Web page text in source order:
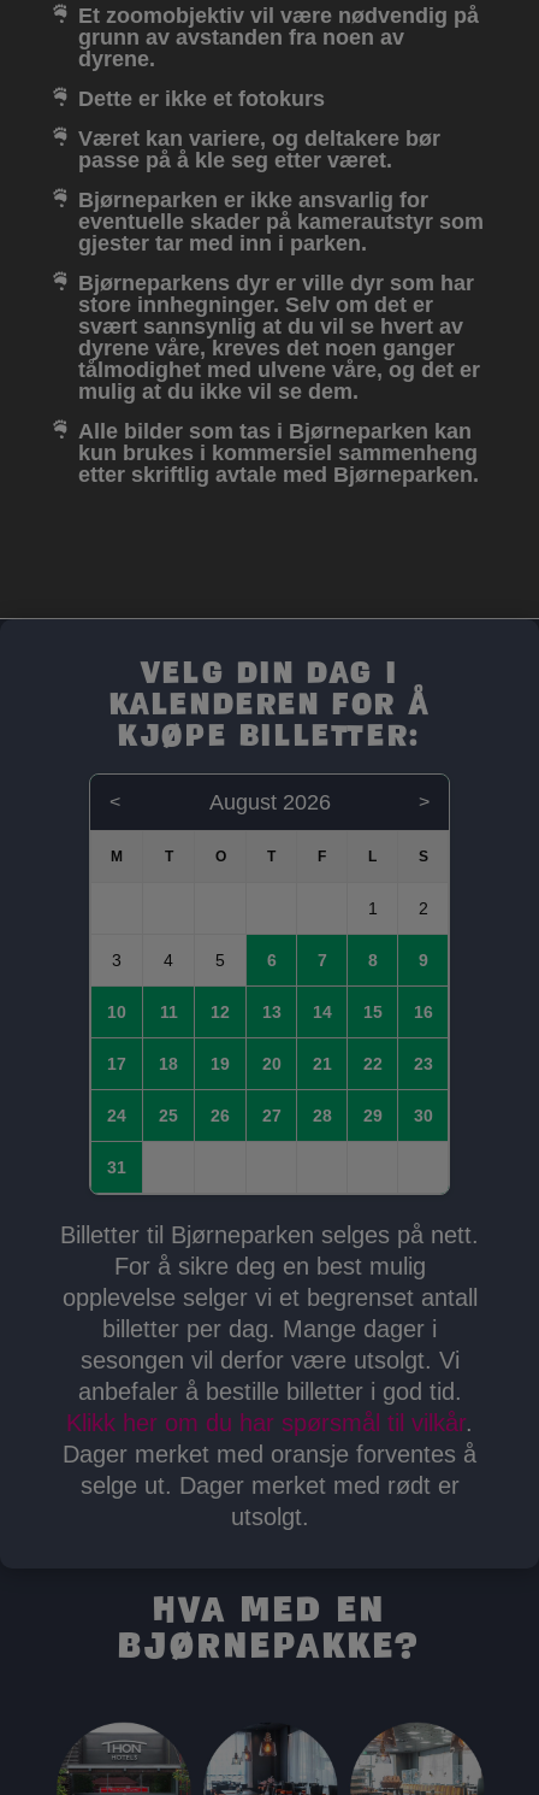
Et zoomobjektiv vil være nødvendig på
grunn av avstanden fra noen av
dyrene.
Dette er ikke et fotokurs
Været kan variere, og deltakere bør
passe på å kle seg etter været.
Bjørneparken er ikke ansvarlig for
eventuelle skader på kamerautstyr som
gjester tar med inn i parken.
Bjørneparkens dyr er ville dyr som har
store innhegninger. Selv om det er
svært sannsynlig at du vil se hvert av
dyrene våre, kreves det noen ganger
tålmodighet med ulvene våre, og det er
mulig at du ikke vil se dem.
Alle bilder som tas i Bjørneparken kan
kun brukes i kommersiel sammenheng
etter skriftlig avtale med Bjørneparken.
Velg din dag i
kalenderen for å
kjøpe billetter:
< August 2026 >
1 2
3 4 5 6 7 8 9
10 11 12 13 14 15 16
17 18 19 20 21 22 23
24 25 26 27 28 29 30
31
Billetter til Bjørneparken selges på nett.
For å sikre deg en best mulig
opplevelse selger vi et begrenset antall
billetter per dag. Mange dager i
sesongen vil derfor være utsolgt. Vi
anbefaler å bestille billetter i god tid.
Klikk her om du har spørsmål til vilkår.
Dager merket med oransje forventes å
selge ut. Dager merket med rødt er
utsolgt.
Hva med en
Bjørnepakke?